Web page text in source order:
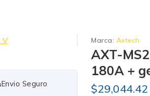
Free Shipping
Marca: Axtech
AXT-
180A +
$29,044.42